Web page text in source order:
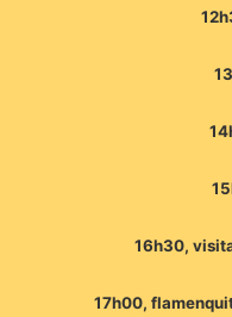
16h30,
17h00,